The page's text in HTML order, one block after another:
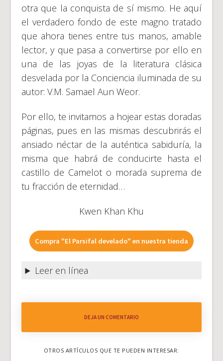
otra que la conquista de sí mismo. He aquí
el verdadero fondo de este magno tratado
que ahora tienes entre tus manos, amable
lector, y que pasa a convertirse por ello en
una de las joyas de la literatura clásica
desvelada por la Conciencia iluminada de su
autor: V.M. Samael Aun Weor.
Por ello, te invitamos a hojear estas doradas
páginas, pues en las mismas descubrirás el
ansiado néctar de la auténtica sabiduría, la
misma que habrá de conducirte hasta el
castillo de Camelot o morada suprema de
tu fracción de eternidad…
Kwen Khan Khu
Compra "El Parsifal develado" en nuestra tienda
Leer en línea
DEJA UN COMENTARIO
OTROS ARTÍCULOS QUE TE PUEDEN INTERESAR: